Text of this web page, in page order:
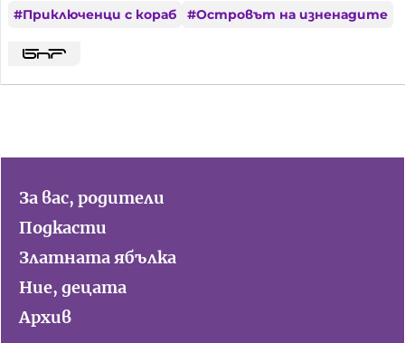
#Приключенци с кораб #Островът на изненадите
За вас, родители
Подкасти
Златната ябълка
Ние, децата
Архив